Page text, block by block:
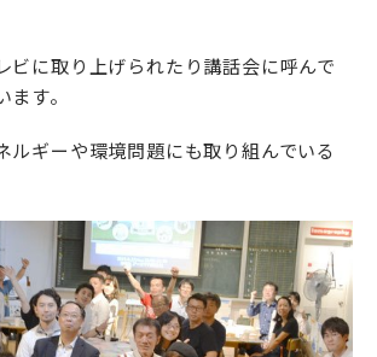
ビに取り上げられたり講話会に呼んで
ます。
ルギーや環境問題にも取り組んでいる